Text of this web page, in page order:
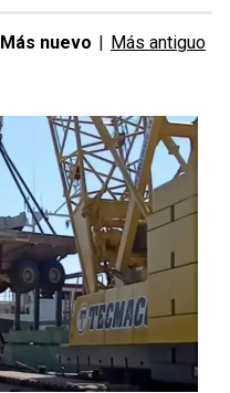
Más nuevo | Más antiguo